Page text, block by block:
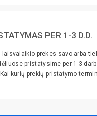
PER 1-3 D.D.
prekes savo arba
pristatysime per 1-3
kurių prekių pristatymo